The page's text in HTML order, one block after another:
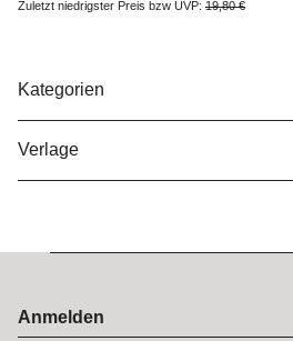
Zuletzt niedrigster Preis bzw UVP: 19,80 €
Kategorien
Verlage
Anmelden